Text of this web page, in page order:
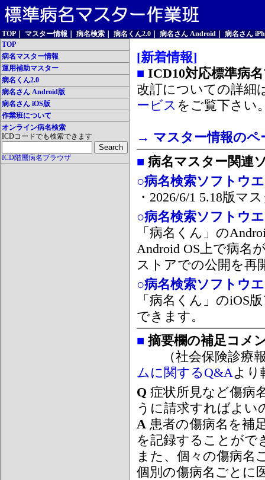
TOP マスター情報 病名検索 病名くん2.0 病名さん Android
病名さん
TOP
病名マスター情報
運用補助マスター
病名くん2.0
病名さん Android版
病名さん iOS版
作業班について
オンライン病名検索
ICDコードでも検索できます
ICD階層病名ブラウザ
[新着情報]
■ ICD10対応標準病
改訂についての詳細
ービス をご覧下さい
→ マスター情報のペ
■ 病名マスター関連
○病名検索ソフトウ
・2026/6/1 5.18版マ
○病名検索ソフトウ
「病名くん」の
Android OS上で病名
ストアでの公開を再
○病名検索ソフトウ
「病名くん」のiOS
できます。
■ 摘要欄の補足コメ
（社会保険診療報
ムに関するQ&Aより
Q 症状所見など傷病
うに請求すればよい
A 患者の傷病名を補
を記録することがで
また、個々の傷病名
個別の傷病名ごとに